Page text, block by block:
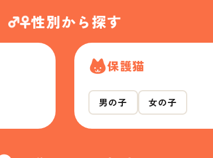
性別から探す
保護猫
男の子 女の子